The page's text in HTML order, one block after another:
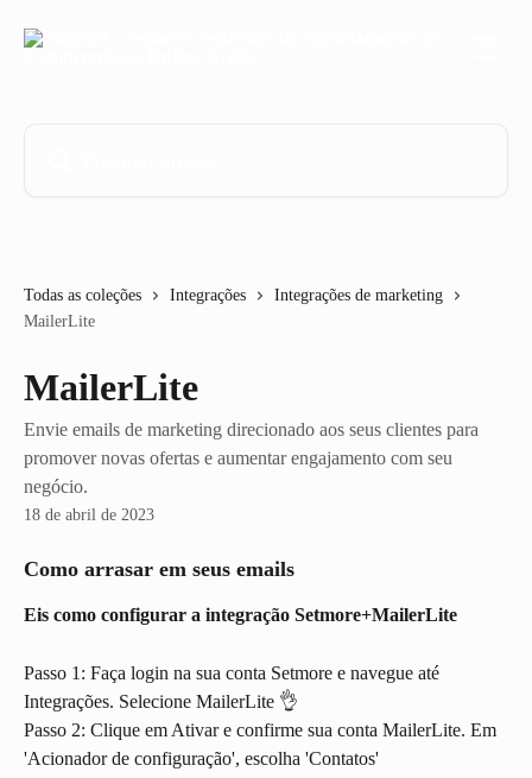
Todas as coleções Integrações
Integrações de marketing
MailerLite
MailerLite
Envie emails de marketing direcionado aos seus clientes para
promover novas ofertas e aumentar engajamento com seu
negócio.
18 de abril de 2023
Como arrasar em seus emails
Eis como configurar a integração Setmore+MailerLite
Passo 1: Faça login na sua conta Setmore e navegue até
Integrações. Selecione MailerLite 👌
Passo 2: Clique em Ativar e confirme sua conta MailerLite. Em
'Acionador de configuração', escolha 'Contatos'